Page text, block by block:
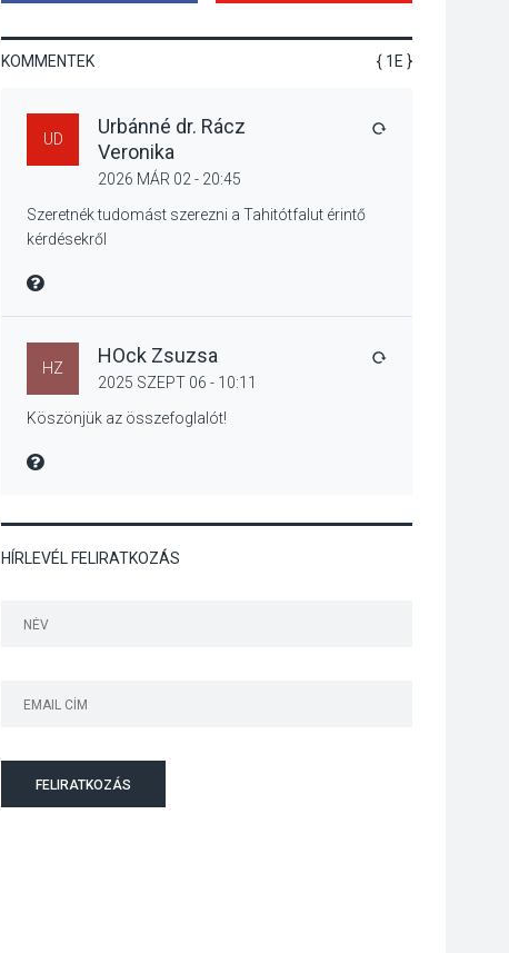
szabadtéri előadások
a Skanzenben
Szeptembertől
emelkednek a
parkolási díjak
Szentendrén
termésmennyisége
búcsúhétvége lesz
KOMMENTEK { 1E }
UD
Urbánné dr. Rácz
Veronika
2026 MÁR 02 - 20:45
Szeretnék tudomást szerezni a Tahitótfalut érintő
kérdésekről
MIRE MONDTA
HZ
HOck Zsuzsa
2025 SZEPT 06 - 10:11
Köszönjük az összefoglalót!
MIRE MONDTA
HÍRLEVÉL FELIRATKOZÁS
FELIRATKOZÁS